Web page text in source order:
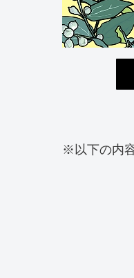
※以下の内